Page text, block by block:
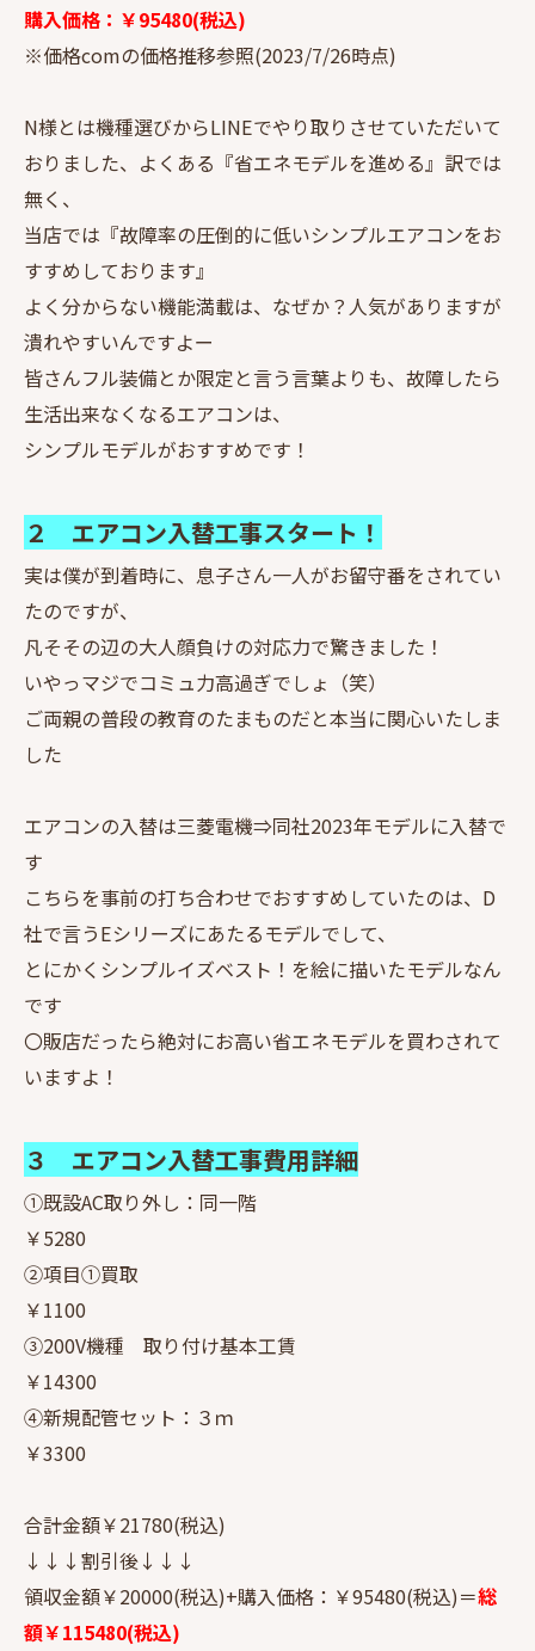
購入価格：￥95480(税込)
※価格comの価格推移参照(2023/7/26時点)
N様とは機種選びからLINEでやり取りさせていただいて
おりました、よくある『省エネモデルを進める』訳では
無く、
当店では『故障率の圧倒的に低いシンプルエアコンをお
すすめしております』
よく分からない機能満載は、なぜか？人気がありますが
潰れやすいんですよー
皆さんフル装備とか限定と言う言葉よりも、故障したら
生活出来なくなるエアコンは、
シンプルモデルがおすすめです！
２ エアコン入替工事スタート！
実は僕が到着時に、息子さん一人がお留守番をされてい
たのですが、
凡そその辺の大人顔負けの対応力で驚きました！
いやっマジでコミュ力高過ぎでしょ（笑）
ご両親の普段の教育のたまものだと本当に関心いたしま
した
エアコンの入替は三菱電機⇒同社2023年モデルに入替で
す
こちらを事前の打ち合わせでおすすめしていたのは、D
社で言うEシリーズにあたるモデルでして、
とにかくシンプルイズベスト！を絵に描いたモデルなん
です
〇販店だったら絶対にお高い省エネモデルを買わされて
いますよ！
３ エアコン入替工事費用詳細
①既設AC取り外し：同一階
￥5280
②項目①買取
￥1100
③200V機種 取り付け基本工賃
￥14300
④新規配管セット：３ｍ
￥3300
合計金額￥21780(税込)
↓↓↓割引後↓↓↓
領収金額￥20000(税込)+購入価格：￥95480(税込)＝総
額￥115480(税込)